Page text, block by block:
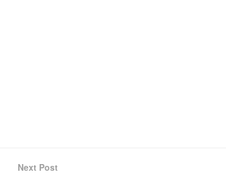
Next Post